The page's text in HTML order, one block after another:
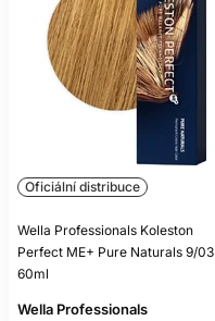
Oficiální distribuce
Wella Professionals Koleston
Perfect ME+ Pure Naturals 9/03
60ml
Wella Professionals